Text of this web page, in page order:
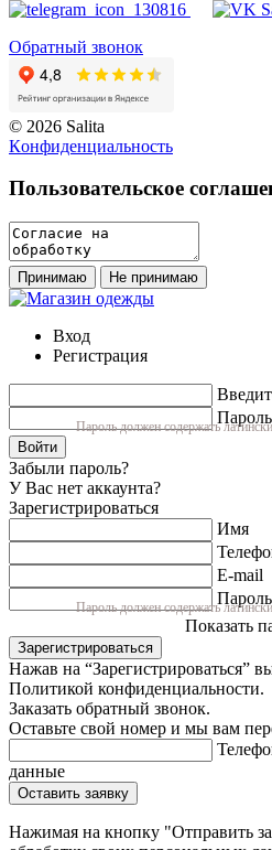
Обратный звонок
© 2026 Salita
Кoнфидeнциaльнoсть
Пользовательское
Принимаю Не принимаю
Вход
Регистрация
Пароль
Пароль должен содержать
Войти
Забыли пароль?
У Вас нет аккаунта?
Зарегистрироваться
Имя
E-mail
Пароль
Пароль должен содержать
Показать
Зарегистрироваться
Нажав на “Зарегистрироваться”
Политикой конфиденциальности.
Заказать обратный звонок.
Оставьте свой номер и мы вам
данные
Оставить заявку
Нажимая на кнопку "Отправить